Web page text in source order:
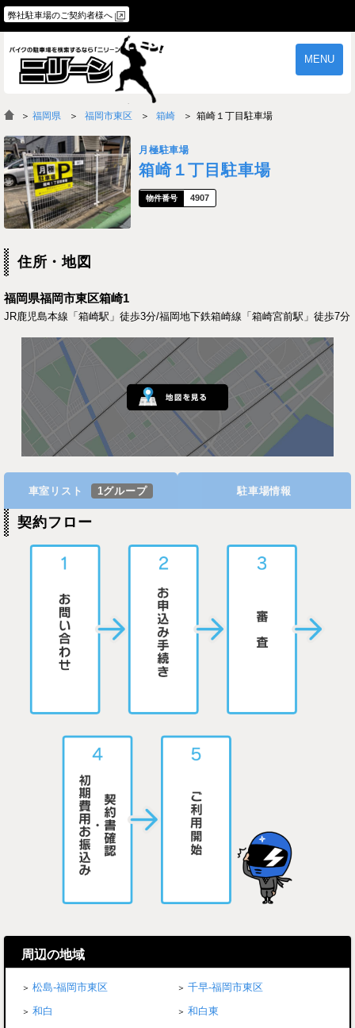
弊社駐車場のご契約者様へ
MENU
物件一覧 ご契約の流れ
よくあるご質問
＞ 福岡県 福岡市東区 箱崎 箱崎１丁目駐車場
月極駐車場
箱崎１丁目駐車場
4907
住所・地図
福岡県福岡市東区箱崎1
JR鹿児島本線「箱崎駅」徒歩3分/福岡地下鉄箱崎線「箱崎宮前駅」徒歩7分
車室リスト 1グループ 駐車場情報
契約フロー
周辺の地域
松島-福岡市東区
千早-福岡市東区
和白
和白東